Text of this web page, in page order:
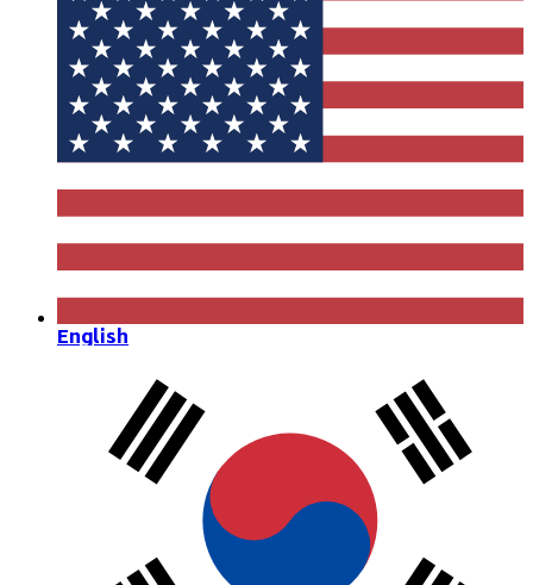
English